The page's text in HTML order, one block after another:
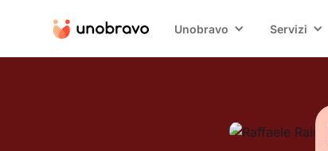
Unobravo Servizi